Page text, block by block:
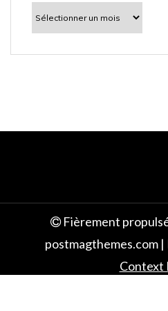
découvrir
Fièrement
postmagthemes.com |
Context